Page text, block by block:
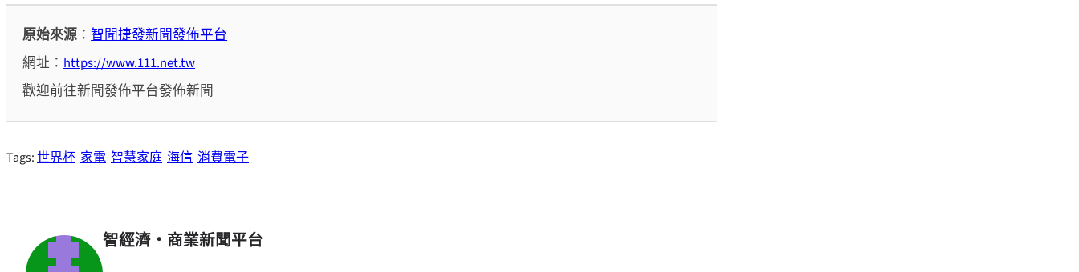
原始來源 ：智聞捷發新聞發佈平台
網址：https://www.111.net.tw
歡迎前往新聞發佈平台發佈新聞
Tags:世界杯 家電 智慧家庭 海信 消費電子
智經濟・商業新聞平台